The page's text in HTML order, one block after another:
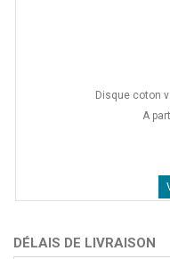
Disque coton
A
DÉLAIS DE LIVRAISON